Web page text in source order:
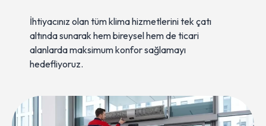
İhtiyacınız olan tüm klima hizmetlerini tek çatı
altında sunarak hem bireysel hem de ticari
alanlarda maksimum konfor sağlamayı
hedefliyoruz.